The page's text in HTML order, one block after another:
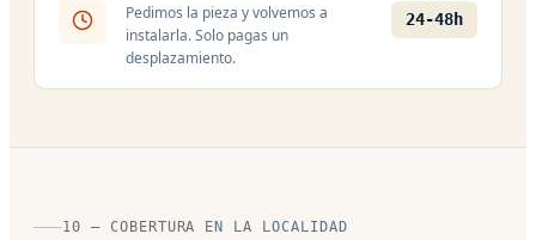
Pedimos la pieza y volvemos a
instalarla. Solo pagas un
desplazamiento.
24-48h
10 — COBERTURA EN LA LOCALIDAD